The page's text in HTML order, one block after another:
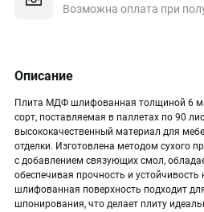
Возможна оплата при
Описание
Плита МДФ шлифованная толщиной 6
сорт, поставляемая в паллетах по 90
высококачественный материал для
отделки. Изготовлена методом сухого
с добавлением связующих смол,
обеспечивая прочность и
шлифованная поверхность подходит
шпонирования, что делает плиту